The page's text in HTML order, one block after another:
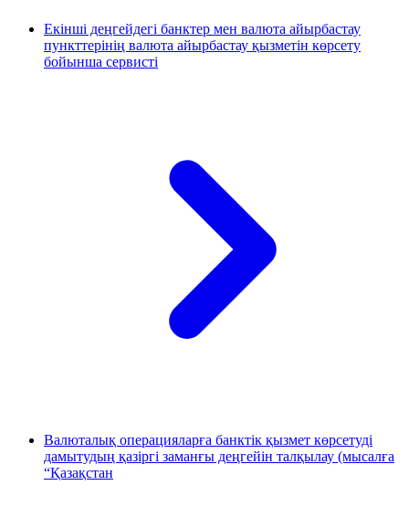
Екінші деңгейдегі банктер мен валюта айырбастау
пункттерінің валюта айырбастау қызметін көрсету
бойынша сервисті
Валюталық операцияларға банктік қызмет көрсетуді
дамытудың қазіргі заманғы деңгейін талқылау (мысалға
“Қазақстан